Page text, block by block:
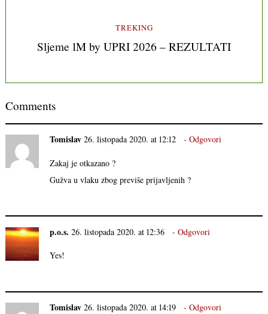
TREKING
Sljeme 1M by UPRI 2026 – REZULTATI
Comments
Tomislav 26. listopada 2020. at 12:12 Odgovori
Zakaj je otkazano ?
Gužva u vlaku zbog previše prijavljenih ?
p.o.s. 26. listopada 2020. at 12:36 Odgovori
Yes!
Tomislav 26. listopada 2020. at 14:19 Odgovori